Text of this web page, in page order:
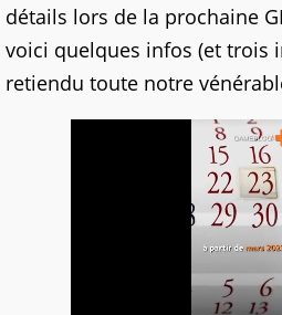
détails lors de la prochaine
voici quelques infos (et trois
retiendu toute notre